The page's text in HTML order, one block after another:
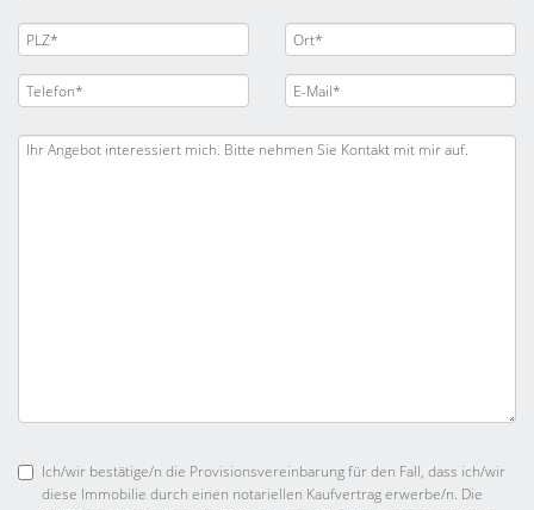
Ich/wir bestätige/n die Provisionsvereinbarung für den Fall, dass ich/wir
diese Immobilie durch einen notariellen Kaufvertrag erwerbe/n. Die